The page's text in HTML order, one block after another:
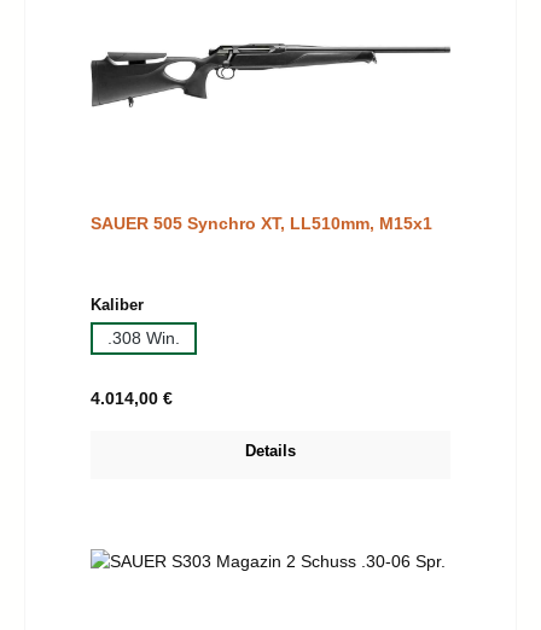
SAUER 505 Synchro XT, LL510mm, M15x1
Kaliberauswählen
.308 Win.
Regulärer Preis:
4.014,00 €
Details